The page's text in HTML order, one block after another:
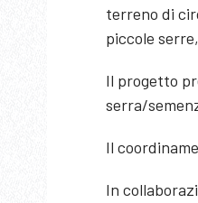
terreno di
piccole
Il progetto
serra/
Il
In